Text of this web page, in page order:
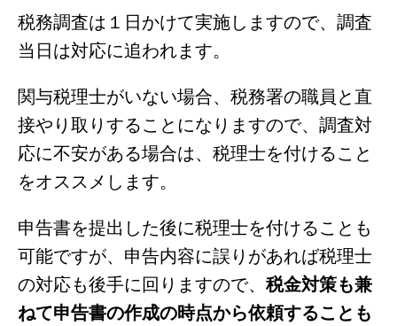
税務調査は１日かけて実施しますので、調査
当日は対応に追われます。
関与税理士がいない場合、税務署の職員と直
接やり取りすることになりますので、調査対
応に不安がある場合は、税理士を付けること
をオススメします。
申告書を提出した後に税理士を付けることも
可能ですが、申告内容に誤りがあれば税理士
の対応も後手に回りますので、 税金対策も兼
ねて申告書の作成の時点から依頼することも